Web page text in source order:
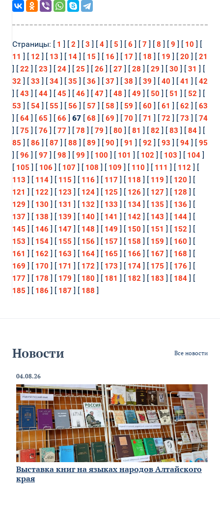
Страницы: [ 1 ] [2 ] [3 ] [4 ] [5 ] [6 ] [7 ] [8 ] [9 ] [ 10 ] [
11 ] [ 12 ] [ 13 ] [ 14 ] [ 15 ] [ 16 ] [ 17 ] [ 18 ] [ 19 ] [20 ] [21
] [22 ] [23 ] [24 ] [25 ] [26 ] [27 ] [28 ] [29 ] [30 ] [31 ] [
32 ] [33 ] [34 ] [35 ] [36 ] [37 ] [38 ] [39 ] [40 ] [41 ] [42
] [43 ] [44 ] [45 ] [46 ] [47 ] [48 ] [49 ] [50 ] [51 ] [52 ] [
53 ] [54 ] [55 ] [56 ] [57 ] [58 ] [59 ] [60 ] [61 ] [62 ] [63
] [64 ] [65 ] [66 ] 67 [68 ] [69 ] [70 ] [71 ] [72 ] [73 ] [74
] [75 ] [76 ] [77 ] [78 ] [79 ] [80 ] [81 ] [82 ] [83 ] [84 ] [
85 ] [86 ] [87 ] [88 ] [89 ] [90 ] [91 ] [92 ] [93 ] [94 ] [95
] [96 ] [97 ] [98 ] [99 ] [ 100 ] [ 101 ] [ 102 ] [ 103 ] [ 104 ]
[ 105 ] [ 106 ] [ 107 ] [ 108 ] [ 109 ] [ 110 ] [ 111 ] [ 112 ] [
113 ] [ 114 ] [ 115 ] [ 116 ] [ 117 ] [ 118 ] [ 119 ] [ 120 ] [
121 ] [ 122 ] [ 123 ] [ 124 ] [ 125 ] [ 126 ] [ 127 ] [ 128 ] [
129 ] [ 130 ] [ 131 ] [ 132 ] [ 133 ] [ 134 ] [ 135 ] [ 136 ] [
137 ] [ 138 ] [ 139 ] [ 140 ] [ 141 ] [ 142 ] [ 143 ] [ 144 ] [
145 ] [ 146 ] [ 147 ] [ 148 ] [ 149 ] [ 150 ] [ 151 ] [ 152 ] [
153 ] [ 154 ] [ 155 ] [ 156 ] [ 157 ] [ 158 ] [ 159 ] [ 160 ] [
161 ] [ 162 ] [ 163 ] [ 164 ] [ 165 ] [ 166 ] [ 167 ] [ 168 ] [
169 ] [ 170 ] [ 171 ] [ 172 ] [ 173 ] [ 174 ] [ 175 ] [ 176 ] [
177 ] [ 178 ] [ 179 ] [ 180 ] [ 181 ] [ 182 ] [ 183 ] [ 184 ] [
185 ] [ 186 ] [ 187 ] [ 188 ]
Новости Все новости
04.08.26
Выставка книг на языках народов Алтайского
края